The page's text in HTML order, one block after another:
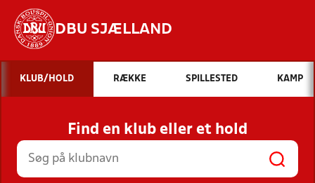
DBU SJÆLLAND
Hvad vil du søge efter?
INDHOLD OG NYHEDER
STILLINGER, RESULTATER, KLUBBER OG
HOLD
KLUB/HOLD RÆKKE SPILLESTED KAMP
Find en klub eller et hold